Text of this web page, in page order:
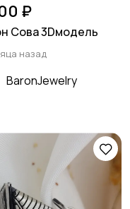
₽
Сова 3Dмодель
назад
BaronJewelry